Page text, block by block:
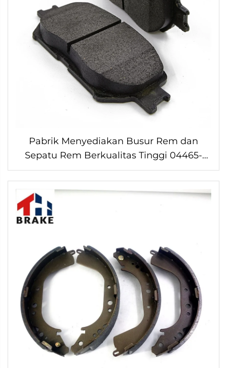
Pabrik Menyediakan Busur Rem dan
Sepatu Rem Berkualitas Tinggi 04465-
30340 untuk Toyota Disk Rem Busur
Populer